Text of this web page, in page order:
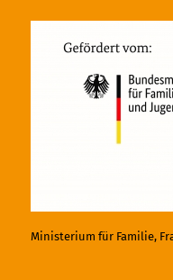
Ministerium für Familie,